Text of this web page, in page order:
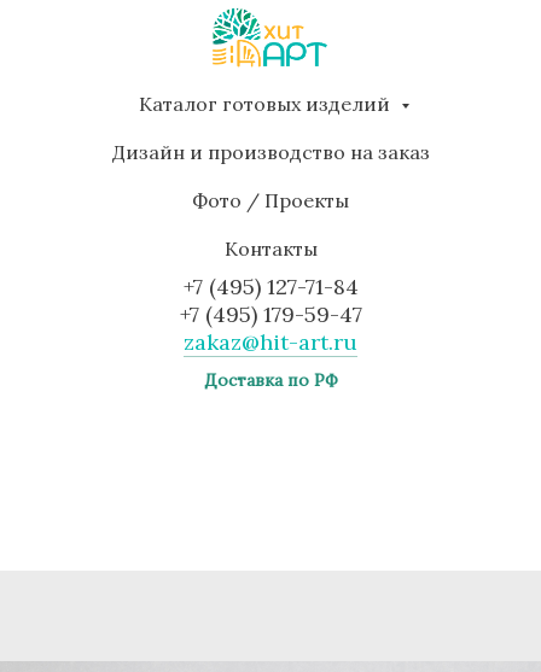
Каталог готовых изделий
Дизайн и производство на заказ
Фото / Проекты
Контакты
+7 (495) 127-71-84
+7 (495) 179-59-47
zakaz@hit-art.ru
Доставка по РФ